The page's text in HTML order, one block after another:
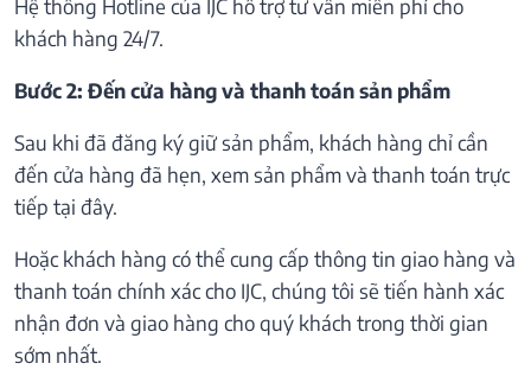
Hệ thống Hotline của IJC hỗ trợ tư vấn miễn phí cho
khách hàng 24/7.
Bước 2: Đến cửa hàng và thanh toán sản phẩm
Sau khi đã đăng ký giữ sản phẩm, khách hàng chỉ cần
đến cửa hàng đã hẹn, xem sản phẩm và thanh toán trực
tiếp tại đây.
Hoặc khách hàng có thể cung cấp thông tin giao hàng và
thanh toán chính xác cho IJC, chúng tôi sẽ tiến hành xác
nhận đơn và giao hàng cho quý khách trong thời gian
sớm nhất.